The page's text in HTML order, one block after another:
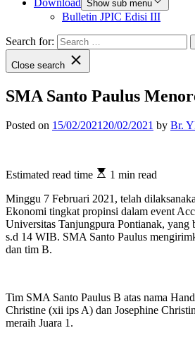
Show sub menu
Bulletin JPIC Edisi III
Search for:
Close search
SMA Santo Paulus
Posted on 15/02/202120/02/2021 by Br.
Estimated read time
1 min read
Minggu 7 Februari 2021, telah
Ekonomi tingkat propinsi dalam event
Universitas Tanjungpura Pontianak, yang
s.d 14 WIB. SMA Santo Paulus
dan tim B.
Tim SMA Santo Paulus B atas nama
Christine (xii ips A) dan Josephine
meraih Juara 1.